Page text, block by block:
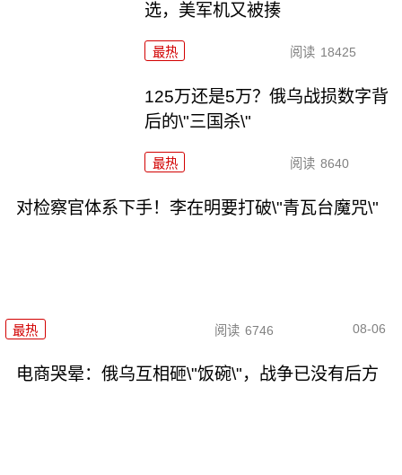
选，美军机又被揍
最热 阅读 18425
125万还是5万？俄乌战损数字背
后的\"三国杀\"
最热 阅读 8640
对检察官体系下手！李在明要打破\"青瓦台魔咒\"
最热 阅读 6746 08-06
电商哭晕：俄乌互相砸\"饭碗\"，战争已没有后方